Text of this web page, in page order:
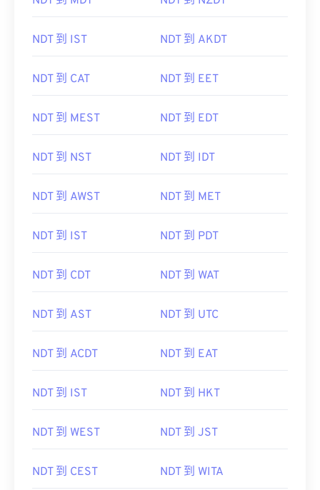
NDT 到 IST NDT 到 AKDT
NDT 到 CAT NDT 到 EET
NDT 到 MEST NDT 到 EDT
NDT 到 NST NDT 到 IDT
NDT 到 AWST NDT 到 MET
NDT 到 IST NDT 到 PDT
NDT 到 CDT NDT 到 WAT
NDT 到 AST NDT 到 UTC
NDT 到 ACDT NDT 到 EAT
NDT 到 IST NDT 到 HKT
NDT 到 WEST NDT 到 JST
NDT 到 CEST NDT 到 WITA